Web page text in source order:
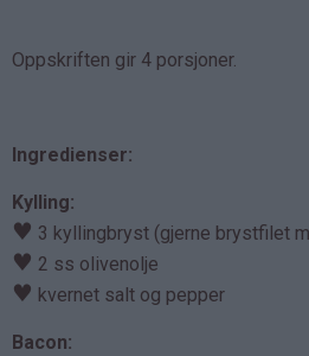
Oppskriften gir 4 porsjoner.
Ingredienser:
Kylling:
♥ 3 kyllingbryst (gjerne brystfilet
♥ 2 ss olivenolje
♥ kvernet salt og pepper
Bacon: